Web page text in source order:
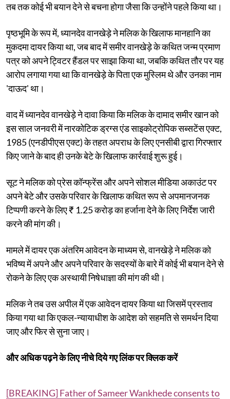
तब तक कोई भी बयान देने से बचना होगा जैसा कि उन्होंने पहले किया था।
पृष्ठभूमि के रूप में, ध्यानदेव वानखेड़े ने मलिक के खिलाफ मानहानि का
मुकदमा दायर किया था, जब बाद में समीर वानखेड़े के कथित जन्म प्रमाण
पत्र को अपने ट्विटर हैंडल पर साझा किया था, जबकि कथित तौर पर यह
आरोप लगाया गया था कि वानखेड़े के पिता एक मुस्लिम थे और उनका नाम
'दाऊद' था।
वाद में ध्यानदेव वानखेड़े ने दावा किया कि मलिक के दामाद समीर खान को
इस साल जनवरी में नारकोटिक ड्रग्स एंड साइकोट्रोपिक सब्सटेंस एक्ट,
1985 (एनडीपीएस एक्ट) के तहत अपराध के लिए एनसीबी द्वारा गिरफ्तार
किए जाने के बाद ही उनके बेटे के खिलाफ कार्रवाई शुरू हुई।
सूट ने मलिक को प्रेस कॉन्फ्रेंस और अपने सोशल मीडिया अकाउंट पर
अपने बेटे और उसके परिवार के खिलाफ कथित रूप से अपमानजनक
टिप्पणी करने के लिए ₹ 1.25 करोड़ का हर्जाना देने के लिए निर्देश जारी
करने की मांग की।
मामले में दायर एक अंतरिम आवेदन के माध्यम से, वानखेड़े ने मलिक को
भविष्य में अपने और अपने परिवार के सदस्यों के बारे में कोई भी बयान देने से
रोकने के लिए एक अस्थायी निषेधाज्ञा की मांग की थी।
मलिक ने तब उस अपील में एक आवेदन दायर किया था जिसमें प्रस्ताव
किया गया था कि एकल-न्यायाधीश के आदेश को सहमति से समर्थन दिया
जाए और फिर से सुना जाए।
और अधिक पढ़ने के लिए नीचे दिये गए लिंक पर क्लिक करें
[BREAKING] Father of Sameer Wankhede consents to